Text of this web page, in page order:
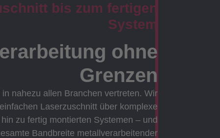
bis zum fertigen
System
ohne
Grenzen
nahezu allen Branchen vertreten. Wir
Laserzuschnitt über komplexe
zu fertig montierten Systemen – und
Bandbreite metallverarbeitender